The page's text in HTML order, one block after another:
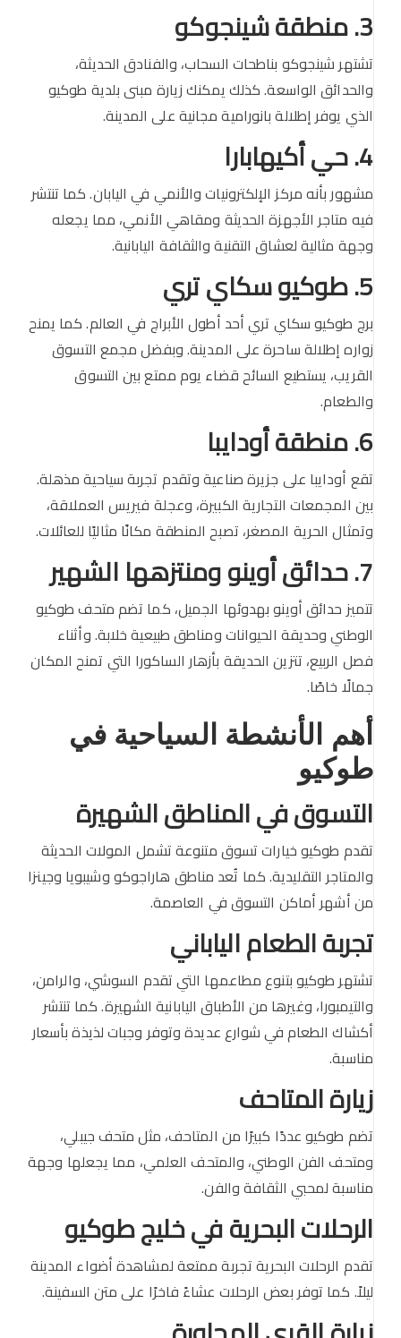
3. منطقة شينجوكو
تشتهر شينجوكو بناطحات السحاب، والفنادق الحديثة،
والحدائق الواسعة. كذلك يمكنك زيارة مبنى بلدية طوكيو
الذي يوفر إطلالة بانورامية مجانية على المدينة.
4. حي أكيهابارا
مشهور بأنه مركز الإلكترونيات والأنمي في اليابان. كما تنتشر
فيه متاجر الأجهزة الحديثة ومقاهي الأنمي، مما يجعله
وجهة مثالية لعشاق التقنية والثقافة اليابانية.
5. طوكيو سكاي تري
برج طوكيو سكاي تري أحد أطول الأبراج في العالم. كما يمنح
زواره إطلالة ساحرة على المدينة. وبفضل مجمع التسوق
القريب، يستطيع السائح قضاء يوم ممتع بين التسوق
والطعام.
6. منطقة أودايبا
تقع أودايبا على جزيرة صناعية وتقدم تجربة سياحية مذهلة.
بين المجمعات التجارية الكبيرة، وعجلة فيريس العملاقة،
وتمثال الحرية المصغر، تصبح المنطقة مكانًا مثاليًا للعائلات.
7. حدائق أوينو ومنتزهها الشهير
تتميز حدائق أوينو بهدوئها الجميل، كما تضم متحف طوكيو
الوطني وحديقة الحيوانات ومناطق طبيعية خلابة. وأثناء
فصل الربيع، تتزين الحديقة بأزهار الساكورا التي تمنح المكان
جمالًا خاصًا.
أهم الأنشطة السياحية في
طوكيو
التسوق في المناطق الشهيرة
تقدم طوكيو خيارات تسوق متنوعة تشمل المولات الحديثة
والمتاجر التقليدية. كما تُعد مناطق هاراجوكو وشيبويا وجينزا
من أشهر أماكن التسوق في العاصمة.
تجربة الطعام الياباني
تشتهر طوكيو بتنوع مطاعمها التي تقدم السوشي، والرامن،
والتيمبورا، وغيرها من الأطباق اليابانية الشهيرة. كما تنتشر
أكشاك الطعام في شوارع عديدة وتوفر وجبات لذيذة بأسعار
مناسبة.
زيارة المتاحف
تضم طوكيو عددًا كبيرًا من المتاحف، مثل متحف جيبلي،
ومتحف الفن الوطني، والمتحف العلمي، مما يجعلها وجهة
مناسبة لمحبي الثقافة والفن.
الرحلات البحرية في خليج طوكيو
تقدم الرحلات البحرية تجربة ممتعة لمشاهدة أضواء المدينة
ليلاً. كما توفر بعض الرحلات عشاءً فاخرًا على متن السفينة.